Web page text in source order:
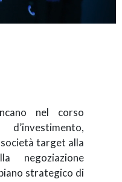
nel corso
target alla
negoziazione
strategico di